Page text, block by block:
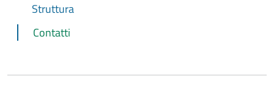
Struttura
Contatti